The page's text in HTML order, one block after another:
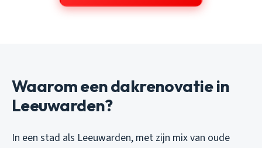
Waarom een dakrenovatie in
Leeuwarden?
In een stad als Leeuwarden, met zijn mix van oude